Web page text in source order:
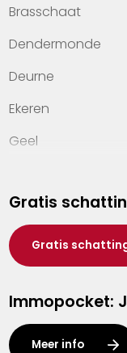
Veelgestelde
Werken bij Heylen
Contact
Brasschaat
Dendermonde
Deurne
Ekeren
Geel
Hasselt
Heist-op-den-
Herentals
Kalmthout
Leuven
Gratis
Gratis
Immopocket:
Meer info